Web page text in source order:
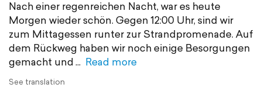
Nach einer regenreichen Nacht, war es heute
Morgen wieder schön. Gegen 12:00 Uhr, sind wir
zum Mittagessen runter zur Strandpromenade. Auf
dem Rückweg haben wir noch einige Besorgungen
gemacht und
Read more
See translation